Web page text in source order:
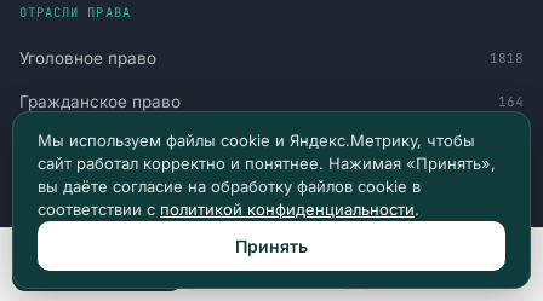
ОТРАСЛИ ПРАВА
Уголовное право 1818
Гражданское право 164
Административное право
Труд и социальная защита
Финансы и обязательства
Военное право
Мы используем файлы cookie и Яндекс.Метрику, чтобы
сайт работал корректно и понятнее. Нажимая «Принять»,
вы даёте согласие на обработку файлов cookie в
соответствии с политикой конфиденциальности.
Принять